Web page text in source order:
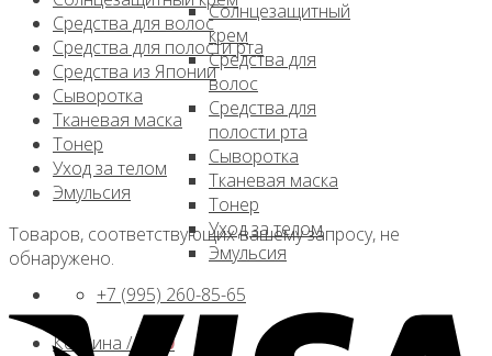
Солнцезащитный
крем
Средства для
волос
Средства для
полости рта
Сыворотка
Тканевая маска
Тонер
Уход за телом
Эмульсия
+7 (995) 260-85-65
Корзина /
0
Средства для волос
Средства для полости рта
Средства из Японии
Сыворотка
Тканевая маска
Тонер
Уход за телом
Эмульсия
Товаров, соответствующих вашему запросу, не
обнаружено.